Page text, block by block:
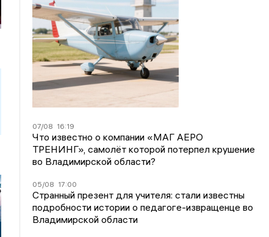
07/08 16:19
Что известно о компании «МАГ АЕРО
ТРЕНИНГ», самолёт которой потерпел крушение
во Владимирской области?
05/08 17:00
Странный презент для учителя: стали известны
подробности истории о педагоге-извращенце во
Владимирской области